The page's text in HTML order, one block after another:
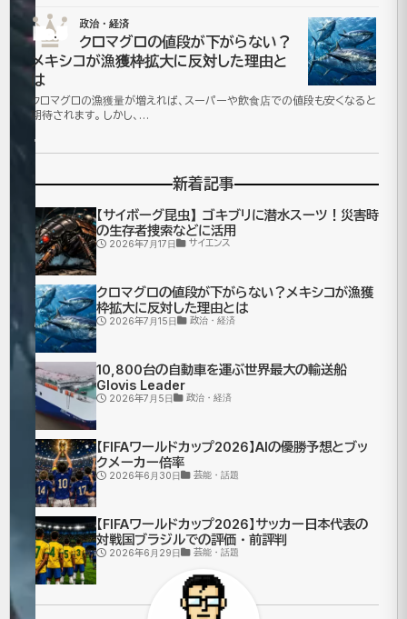
実
は
2025
年
7
月？
恐
怖
の
大
王
は
降
り
て
No.5
政治・経済
クロマグロの値段が下がらない？
メキシコが漁獲枠拡大に反対した理由と
は
クロマグロの漁獲量が増えれば、スーパーや飲食店での値段も安くなると
期待されます。 しかし、…
新着記事
【サイボーグ昆虫】ゴキブリに潜水スーツ！災害時
の生存者捜索などに活用
2026年7月17日 サイエンス
クロマグロの値段が下がらない？メキシコが漁獲
枠拡大に反対した理由とは
2026年7月15日 政治・経済
10,800台の自動車を運ぶ世界最大の輸送船
Glovis Leader
2026年7月5日 政治・経済
【FIFAワールドカップ2026】AIの優勝予想とブッ
クメーカー倍率
2026年6月30日 芸能・話題
【FIFAワールドカップ2026】サッカー日本代表の
対戦国ブラジルでの評価・前評判
2026年6月29日 芸能・話題